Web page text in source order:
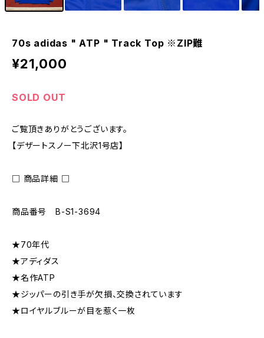
70s adidas " ATP " Track Top ※ZIP難
¥21,000
SOLD OUT
ご覧頂きありがとうございます。
【デザートスノー下北沢1号店】
□ 商品詳細 □
商品番号 B-S1-3694
★70年代
★アディダス
★名作ATP
★ジッパーの引き手が欠損、交換されています
★ロイヤルブルーが目を惹く一枚